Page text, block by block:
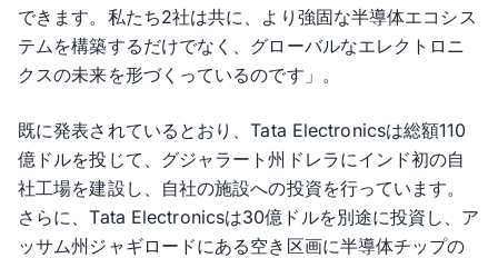
できます。私たち2社は共に、より強固な半導体エコシス
テムを構築するだけでなく、グローバルなエレクトロニ
クスの未来を形づくっているのです」。
既に発表されているとおり、Tata Electronicsは総額110
億ドルを投じて、グジャラート州ドレラにインド初の自
社工場を建設し、自社の施設への投資を行っています。
さらに、Tata Electronicsは30億ドルを別途に投資し、ア
ッサム州ジャギロードにある空き区画に半導体チップの